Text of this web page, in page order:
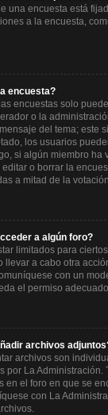
una encuesta está
a la encuesta,
encuesta?
encuestas solo
o la
del tema; este
los usuarios
si algún miembro ha
o borrar la
a mitad de la votación.
a algún foro?
limitados para
llevar a cabo otra
con un
el permiso adecuado.
archivos
archivos son
por La Administración.
en el foro en que se
con La